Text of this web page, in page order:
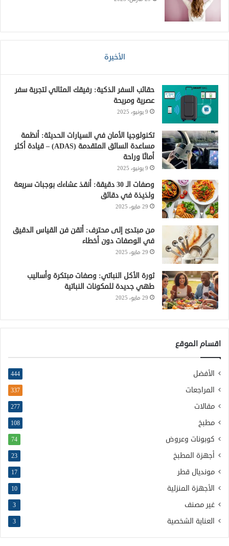
الأخيرة
حقائب السفر الذكية: رفيقك المثالي لتجربة سفر
عصرية ومريحة
9 يونيو، 2025
تكنولوجيا الأمان في السيارات الحديثة: أنظمة
مساعدة السائق المتقدمة (ADAS) – قيادة أكثر
أمانًا وراحة
9 يونيو، 2025
وصفات الـ 30 دقيقة: أنقذ عشاءك بوجبات سريعة
ولذيذة في دقائق
29 مايو، 2025
من مبتدئ إلى محترف: أتقن فن القياس الدقيق
في الوصفات دون أخطاء
29 مايو، 2025
ثورة الأكل النباتي: وصفات مبتكرة وأساليب
طهي جديدة للمكونات النباتية
29 مايو، 2025
اقسام الموقع
الأفضل 444
المراجعات 337
مقالات 277
مطبخ 108
كوبونات وعروض 74
أجهزة المطبخ 23
مونديال قطر 17
الأجهزة المنزلية 10
غير مصنف 3
العناية الشخصية 3